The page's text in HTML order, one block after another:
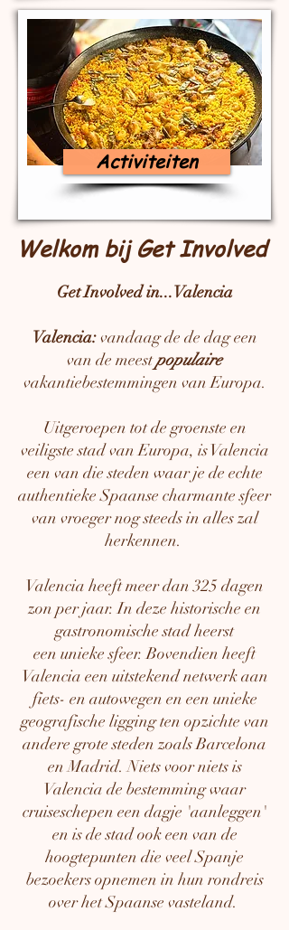
Activiteiten
Welkom bij Get Involved
Get Involved in...Valencia
Valencia:vandaag de de dag een
van de meestpopulaire
vakantiebestemmingen van Europa.
Uitgeroepen tot de groenste en
veiligste stad van Europa, is Valencia
een van die steden waar je de echte
authentieke Spaanse charmante sfeer
van vroeger nog steeds in alles zal
herkennen.
Valencia heeft meer dan 325 dagen
zon per jaar. In deze historische en
gastronomische stad heerst
een unieke sfeer. Bovendien heeft
Valencia een uitstekend netwerk aan
fiets- en autowegen en een unieke
geografische ligging ten opzichte van
andere grote steden zoals Barcelona
en Madrid. Niets voor niets is
Valencia de bestemming waar
cruiseschepen een dagje 'aanleggen'
en is de stad ook een van de
hoogtepunten die veel Spanje
bezoekers opnemen in hun rondreis
over het Spaanse vasteland.